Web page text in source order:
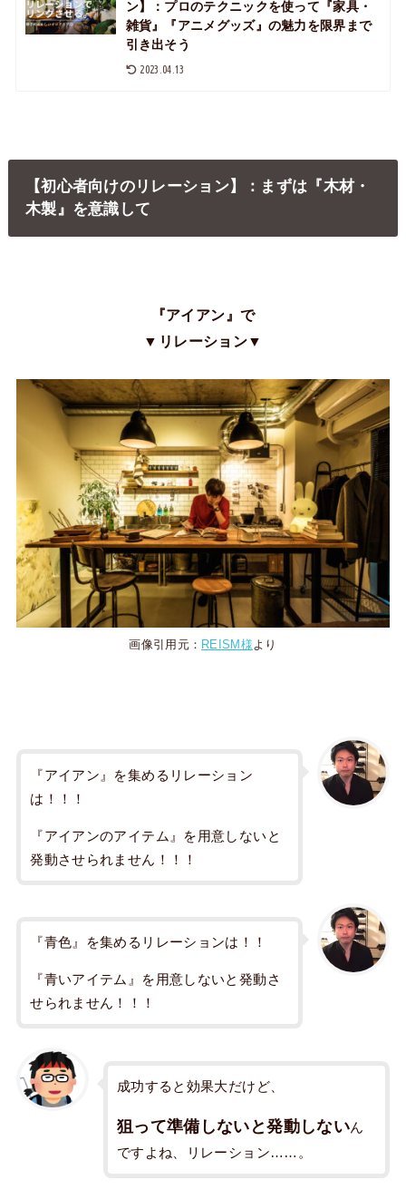
ン】：プロのテクニックを使って『家具・
雑貨』『アニメグッズ』の魅力を限界まで
引き出そう
2023.04.13
【初心者向けのリレーション】：まずは『木材・
木製』を意識して
『アイアン』で
▼リレーション▼
画像引用元： REISM様より
『アイアン』を集めるリレーション
は！！！
『アイアンのアイテム』を用意しないと
発動させられません！！！
『青色』を集めるリレーションは！！
『青いアイテム』を用意しないと発動さ
せられません！！！
成功すると効果大だけど、
狙って準備しないと発動しないん
ですよね、リレーション……。